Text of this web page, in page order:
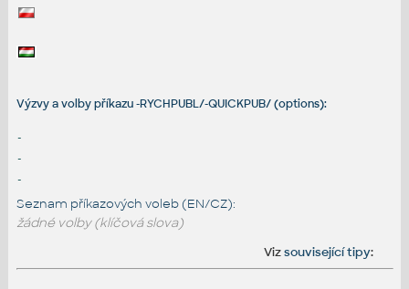
Výzvy a volby příkazu -RYCHPUBL/-QUICKPUB/ (options):
-
-
-
Seznam příkazových voleb (EN/CZ):
žádné volby (klíčová slova)
Vizsouvisející tipy: